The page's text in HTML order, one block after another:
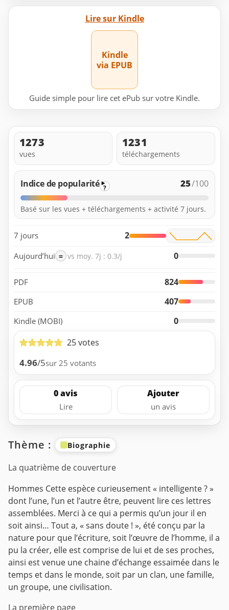
Lire sur Kindle
Kindle
via EPUB
Guide simple pour lire cet ePub sur votre Kindle.
1273
vues
1231
téléchargements
Indice de popularité ? 25/100
Basé sur les vues + téléchargements + activité 7 jours.
7 jours 2
Aujourd’hui = vs moy. 7j : 0.3/j 0
PDF 824
EPUB 407
Kindle (MOBI)
0
25 votes
4.96/5sur 25 votants
0 avis
Lire
Ajouter
un avis
Thème : Biographie
La quatrième de couverture
Hommes Cette espèce curieusement « intelligente ? »
dont l’une, l’un et l’autre être, peuvent lire ces lettres
assemblées. Merci à ce qui a permis qu’un jour il en
soit ainsi… Tout a, « sans doute ! », été conçu par la
nature pour que l’écriture, soit l’œuvre de l’homme, il a
pu la créer, elle est comprise de lui et de ses proches,
ainsi est venue une chaine d’échange essaimée dans le
temps et dans le monde, soit par un clan, une famille,
un groupe, une civilisation.
La première page